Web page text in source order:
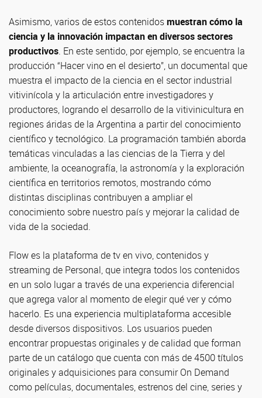
Asimismo, varios de estos contenidosmuestran cómo la
ciencia y la innovación impactan en diversos sectores
productivos. En este sentido, por ejemplo, se encuentra la
producción “Hacer vino en el desierto”, un documental que
muestra el impacto de la ciencia en el sector industrial
vitivinícola y la articulación entre investigadores y
productores, logrando el desarrollo de la vitivinicultura en
regiones áridas de la Argentina a partir del conocimiento
científico y tecnológico. La programación también aborda
temáticas vinculadas a las ciencias de la Tierra y del
ambiente, la oceanografía, la astronomía y la exploración
científica en territorios remotos, mostrando cómo
distintas disciplinas contribuyen a ampliar el
conocimiento sobre nuestro país y mejorar la calidad de
vida de la sociedad.
Flow es la plataforma de tv en vivo, contenidos y
streaming de Personal, que integra todos los contenidos
en un solo lugar a través de una experiencia diferencial
que agrega valor al momento de elegir qué ver y cómo
hacerlo. Es una experiencia multiplataforma accesible
desde diversos dispositivos. Los usuarios pueden
encontrar propuestas originales y de calidad que forman
parte de un catálogo que cuenta con más de 4500 títulos
originales y adquisiciones para consumir On Demand
como películas, documentales, estrenos del cine, series y